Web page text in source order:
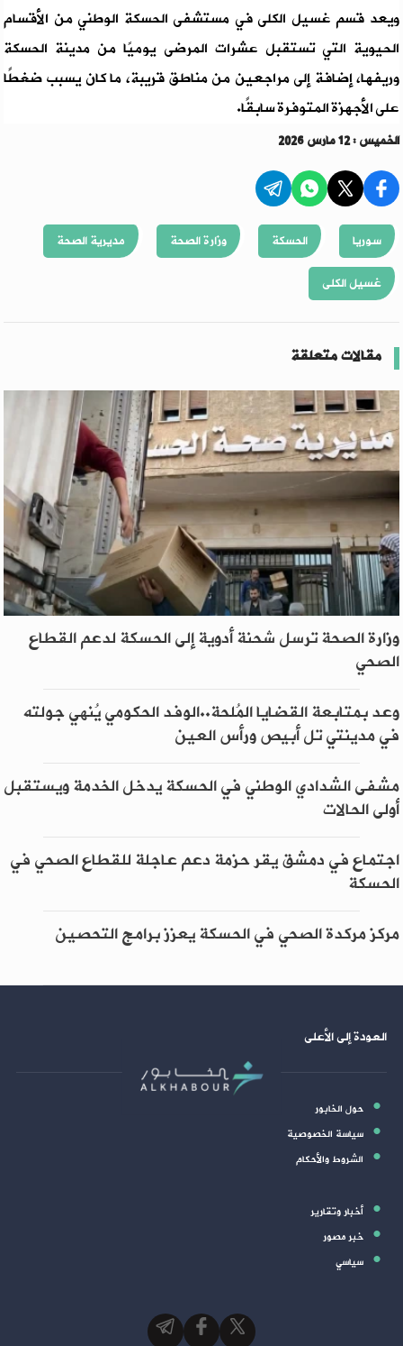
ويعد قسم غسيل الكلى في مستشفى الحسكة الوطني من الأقسام
الحيوية التي تستقبل عشرات المرضى يوميًا من مدينة الحسكة
وريفها، إضافة إلى مراجعين من مناطق قريبة، ما كان يسبب ضغطًا
على الأجهزة المتوفرة سابقًا.
الخميس : 12 مارس 2026
سوريا الحسكة وزارة الصحة
مديرية الصحة
غسيل الكلى
مقالات متعلقة
وزارة الصحة ترسل شحنة أدوية إلى الحسكة لدعم القطاع
الصحي
وعد بمتابعة القضايا المُلحة..الوفد الحكومي يُنهي جولته
في مدينتي تل أبيص ورأس العين
مشفى الشدادي الوطني في الحسكة يدخل الخدمة ويستقبل
أولى الحالات
اجتماع في دمشق يقر حزمة دعم عاجلة للقطاع الصحي في
الحسكة
مركز مركدة الصحي في الحسكة يعزز برامج التحصين
العودة إلى الأعلى
حول الخابور
سياسة الخصوصية
الشروط والأحكام
أخبار وتقارير
خبر مصور
سياسي